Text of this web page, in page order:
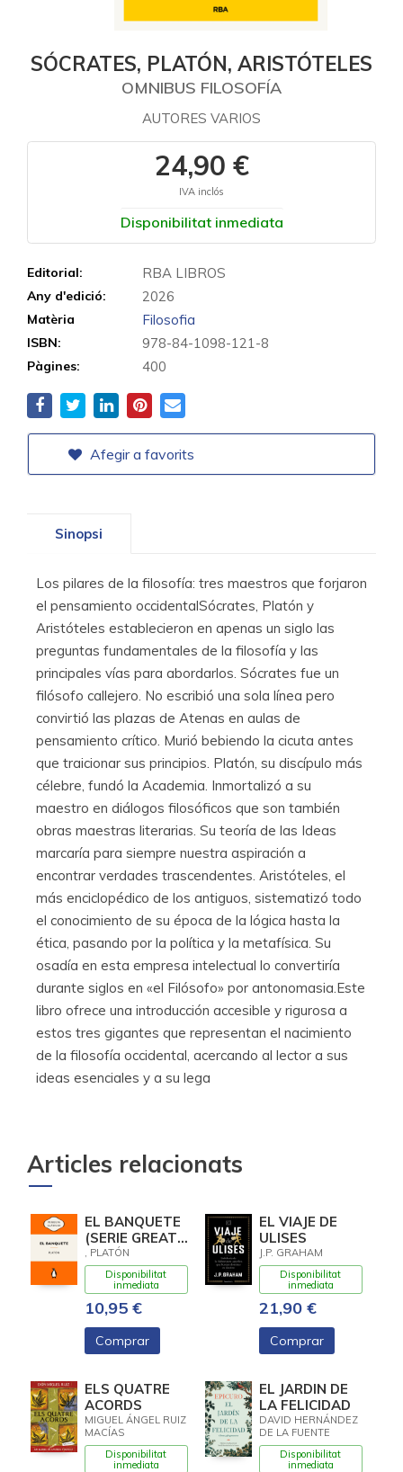
SÓCRATES, PLATÓN, ARISTÓTELES
OMNIBUS FILOSOFÍA
AUTORES VARIOS
24,90 €
IVA inclós
Disponibilitat inmediata
Editorial: RBA LIBROS
Any d'edició: 2026
Matèria Filosofia
ISBN: 978-84-1098-121-8
Pàgines: 400
Afegir a favorits
Sinopsi
Los pilares de la filosofía: tres maestros que forjaron
el pensamiento occidentalSócrates, Platón y
Aristóteles establecieron en apenas un siglo las
preguntas fundamentales de la filosofía y las
principales vías para abordarlos. Sócrates fue un
filósofo callejero. No escribió una sola línea pero
convirtió las plazas de Atenas en aulas de
pensamiento crítico. Murió bebiendo la cicuta antes
que traicionar sus principios. Platón, su discípulo más
célebre, fundó la Academia. Inmortalizó a su
maestro en diálogos filosóficos que son también
obras maestras literarias. Su teoría de las Ideas
marcaría para siempre nuestra aspiración a
encontrar verdades trascendentes. Aristóteles, el
más enciclopédico de los antiguos, sistematizó todo
el conocimiento de su época de la lógica hasta la
ética, pasando por la política y la metafísica. Su
osadía en esta empresa intelectual lo convertiría
durante siglos en «el Filósofo» por antonomasia.Este
libro ofrece una introducción accesible y rigurosa a
estos tres gigantes que representan el nacimiento
de la filosofía occidental, acercando al lector a sus
ideas esenciales y a su lega
Articles relacionats
EL BANQUETE
(SERIE GREAT
IDEAS)
, PLATÓN
Disponibilitat
inmediata
10,95 €
Comprar
EL VIAJE DE
ULISES
J.P. GRAHAM
Disponibilitat
inmediata
21,90 €
Comprar
ELS QUATRE
ACORDS
MIGUEL ÁNGEL RUIZ
MACÍAS
Disponibilitat
inmediata
EL JARDIN DE
LA FELICIDAD
DAVID HERNÁNDEZ
DE LA FUENTE
Disponibilitat
inmediata